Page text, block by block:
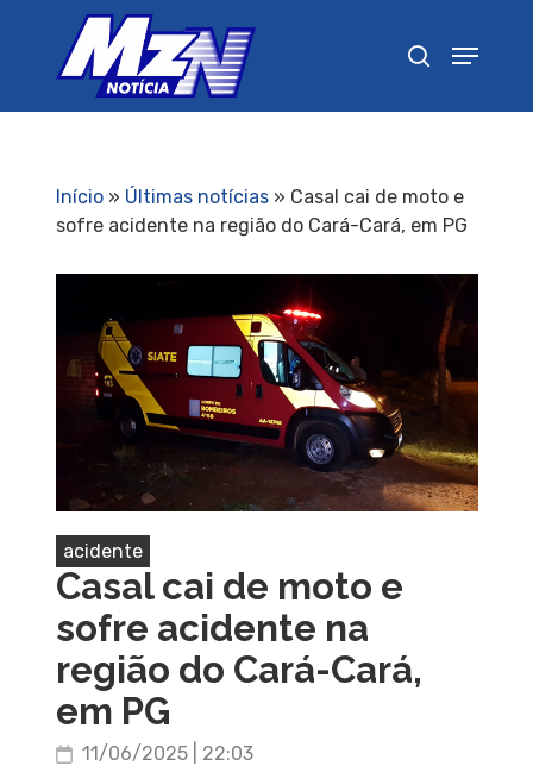
Início» Últimas notícias» Casal cai de moto e
sofre acidente na região do Cará-Cará, em PG
acidente
Casal cai de moto e
sofre acidente na
região do Cará-Cará,
em PG
11/06/2025 | 22:03